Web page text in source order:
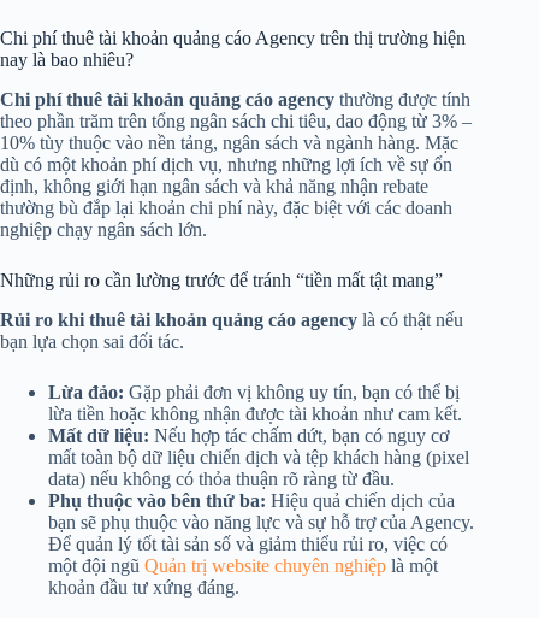
Chi phí thuê tài khoản quảng cáo Agency trên thị trường hiện
nay là bao nhiêu?
Chi phí thuê tài khoản quảng cáo agency thường được tính
theo phần trăm trên tổng ngân sách chi tiêu, dao động từ 3% –
10% tùy thuộc vào nền tảng, ngân sách và ngành hàng. Mặc
dù có một khoản phí dịch vụ, nhưng những lợi ích về sự ổn
định, không giới hạn ngân sách và khả năng nhận rebate
thường bù đắp lại khoản chi phí này, đặc biệt với các doanh
nghiệp chạy ngân sách lớn.
Những rủi ro cần lường trước để tránh “tiền mất tật mang”
Rủi ro khi thuê tài khoản quảng cáo agency là có thật nếu
bạn lựa chọn sai đối tác.
Lừa đảo: Gặp phải đơn vị không uy tín, bạn có thể bị
lừa tiền hoặc không nhận được tài khoản như cam kết.
Mất dữ liệu: Nếu hợp tác chấm dứt, bạn có nguy cơ
mất toàn bộ dữ liệu chiến dịch và tệp khách hàng (pixel
data) nếu không có thỏa thuận rõ ràng từ đầu.
Phụ thuộc vào bên thứ ba: Hiệu quả chiến dịch của
bạn sẽ phụ thuộc vào năng lực và sự hỗ trợ của Agency.
Để quản lý tốt tài sản số và giảm thiểu rủi ro, việc có
một đội ngũ Quản trị website chuyên nghiệp là một
khoản đầu tư xứng đáng.